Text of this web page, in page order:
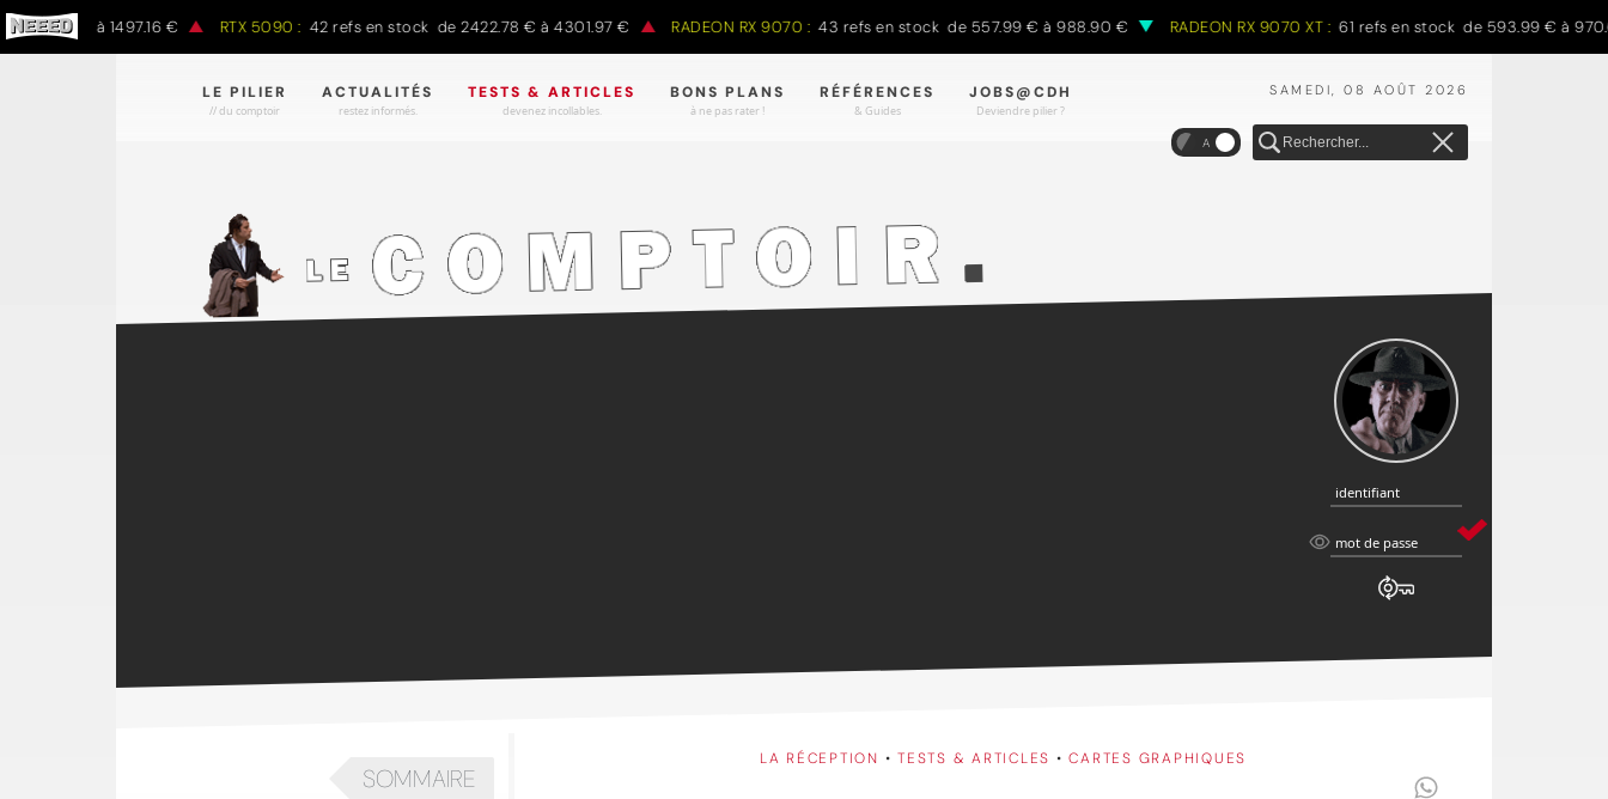
€ à 1497.16 € RTX 5090 : 42 refs en stock de 2422.78 € à 4301.97 € RADEON RX 9070 : 43 refs en stock de 557.99 € à 988.90 € RADEON RX 9070 XT : 61 refs en stock de 593.99 € à 970.68 €
SAMEDI, 08 AOÛT 2026
LE PILIER
// du comptoir
ACTUALITÉS
restez informés.
TESTS & ARTICLES
devenez incollables.
BONS PLANS
à ne pas rater !
RÉFÉRENCES
& Guides
JOBS@CDH
Deviendre pilier ?
A
identifiant
identifiant
mot
mot de passe
LA RÉCEPTION •TESTS & ARTICLES •CARTES GRAPHIQUES
SOMMAIRE